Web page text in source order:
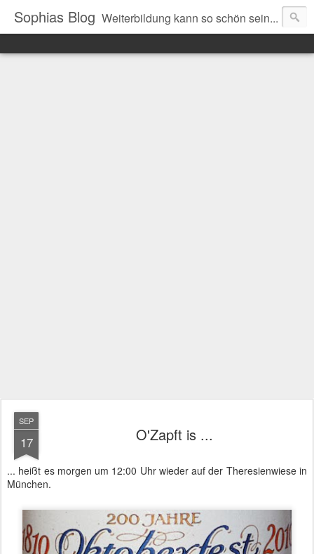
Sophias Blog Weiterbildung kann so schön sein...
SEP
17 O'Zapft is ...
... heißt es morgen um 12:00 Uhr wieder auf der Theresienwiese in
München.